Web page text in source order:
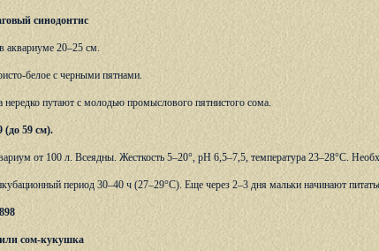
синодонтис
аквариуме 20–25 см.
белое с черными пятнами.
нередко путают с молодью промыслового пятнистого сома.
(до 59 см).
от 100 л. Всеядны. Жесткость 5–20°, рН 6,5–7,5, температура 23–28°С.
период 30–40 ч (27–29°С). Еще через 2–3 дня мальки начинают
сом-кукушка